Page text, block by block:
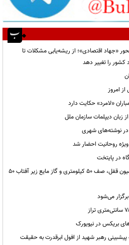
۱۰ قسمتی با محور «جهاد اقتصادی»؛ از ریشه‌یابی مشکلات تا
کشور را تغییر دهد
امروز
«لامرد» حکایت دارد
دیپلمات سازمان ملل
در نوشته‌های شهری
ویژه روحانیت احضار شد
در پایتخت
ریمـدان در آستانه بحران؛ ۳ هزار کامیون قفل، صف ۵۰ کیلومتری و گاز مایع زیر آفتاب ۵۰
می‌شود
بریکس در نیویورک
رهبر شهید از افول ابرقدرت به حقیقت